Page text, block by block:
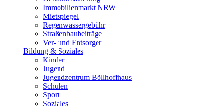
Immobilienmarkt NRW
Mietspiegel
Regenwassergebühr
Straßenbaubeiträge
Ver- und Entsorger
Bildung & Soziales
Kinder
Jugend
Jugendzentrum Böllhoffhaus
Schulen
Sport
Soziales